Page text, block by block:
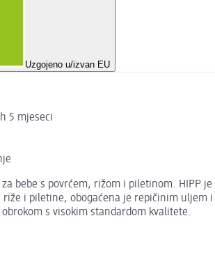
Uzgojeno u/izvan EU
5 mjeseci
bebe s povrćem, rižom i piletinom. HIPP
i piletine, obogaćena je repičinim
s visokim standardom kvalitete.